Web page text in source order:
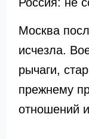
Москва
исчезла.
рычаги,
прежнему
отношений